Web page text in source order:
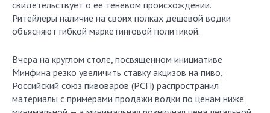
свидетельствует о ее теневом происхождении.
Ритейлеры наличие на своих полках дешевой водки
объясняют гибкой маркетинговой политикой.
Вчера на круглом столе, посвященном инициативе
Минфина резко увеличить ставку акцизов на пиво,
Российский союз пивоваров (РСП) распространил
материалы с примерами продажи водки по ценам ниже